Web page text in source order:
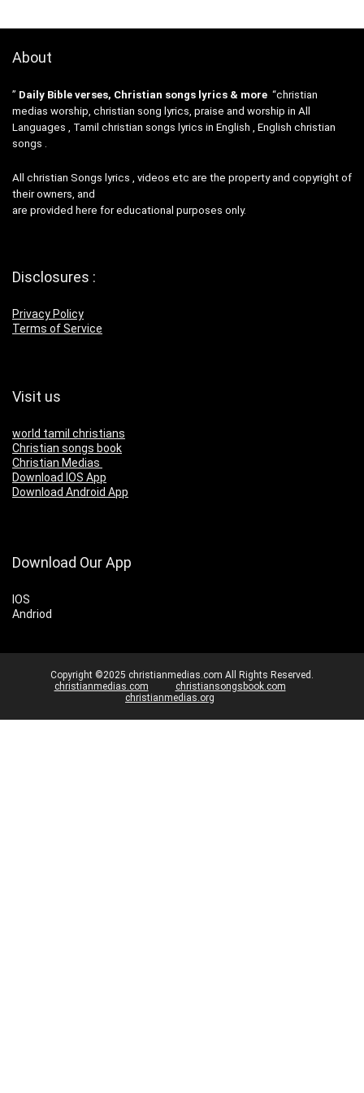
About
” Daily Bible verses, Christian songs lyrics & more “christian
medias worship, christian song lyrics, praise and worship in All
Languages , Tamil christian songs lyrics in English , English christian
songs .
All christian Songs lyrics , videos etc are the property and copyright of
their owners, and
are provided here for educational purposes only.
Disclosures :
Privacy Policy
Terms of Service
Visit us
world tamil christians
Christian songs book
Christian Medias
Download IOS App
Download Android App
Download Our App
IOS
Andriod
Copyright ©2025 christianmedias.com All Rights Reserved.
christianmedias.com
christiansongsbook.com
christianmedias.org